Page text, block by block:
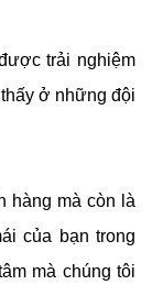
trải nghiệm
ở những đội
hàng mà còn là
của bạn trong
mà chúng tôi